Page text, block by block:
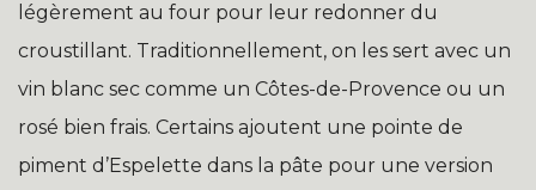
légèrement au four pour leur redonner du
croustillant. Traditionnellement, on les sert avec un
vin blanc sec comme un Côtes-de-Provence ou un
rosé bien frais. Certains ajoutent une pointe de
piment d’Espelette dans la pâte pour une version